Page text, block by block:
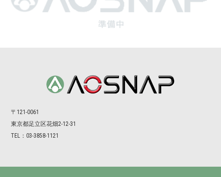
〒121-0061
東京都⾜⽴区花畑2-12-31
TEL：03-3858-1121